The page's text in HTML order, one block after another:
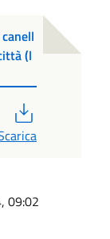
(l
09:02